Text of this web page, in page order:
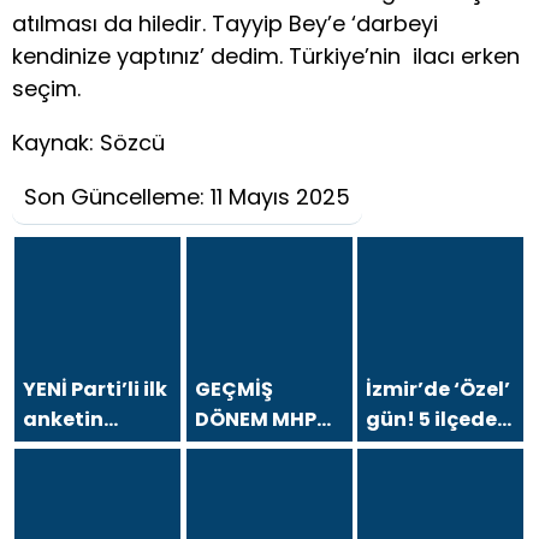
atılması da hiledir. Tayyip Bey’e ‘darbeyi
kendinize yaptınız’ dedim. Türkiye’nin ilacı erken
seçim.
Kaynak: Sözcü
Son Güncelleme: 11 Mayıs 2025
YENİ Parti’li ilk
anketin
sonuçları
GEÇMİŞ
DÖNEM MHP
BÜYÜKŞEHİR
İzmir’de ‘Özel’
gün! 5 ilçede
ve